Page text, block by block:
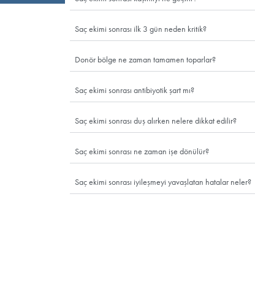
HAKKINDA
yapılır, iyileşme süresi nedir? Saç ekimine dair merak
Kabukları
nemlendirici/losyonla